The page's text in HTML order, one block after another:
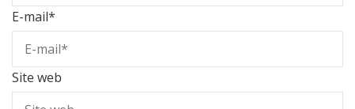
E-mail*
Site web